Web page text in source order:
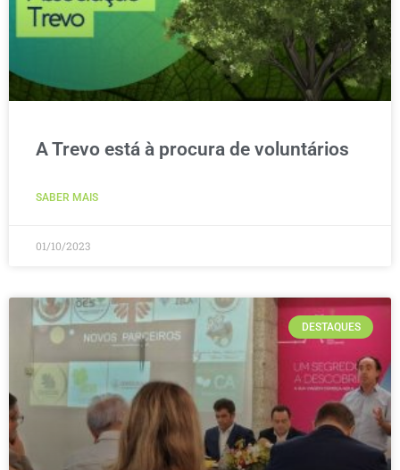
A Trevo está à procura de voluntários
SABER MAIS
01/10/2023
DESTAQUES